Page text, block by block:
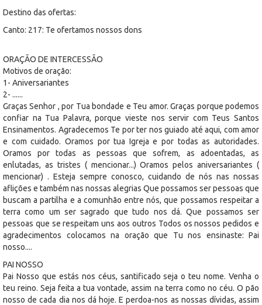
Destino das ofertas:
Canto: 217: Te ofertamos nossos dons
ORAÇÃO DE INTERCESSÃO
Motivos de oração:
1- Aniversariantes
2- ......
Graças Senhor , por Tua bondade e Teu amor. Graças porque podemos
confiar na Tua Palavra, porque vieste nos servir com Teus Santos
Ensinamentos. Agradecemos Te por ter nos guiado até aqui, com amor
e com cuidado. Oramos por tua Igreja e por todas as autoridades.
Oramos por todas as pessoas que sofrem, as adoentadas, as
enlutadas, as tristes ( mencionar...) Oramos pelos aniversariantes (
mencionar) . Esteja sempre conosco, cuidando de nós nas nossas
aflições e também nas nossas alegrias Que possamos ser pessoas que
buscam a partilha e a comunhão entre nós, que possamos respeitar a
terra como um ser sagrado que tudo nos dá. Que possamos ser
pessoas que se respeitam uns aos outros Todos os nossos pedidos e
agradecimentos colocamos na oração que Tu nos ensinaste: Pai
nosso....
PAI NOSSO
Pai Nosso que estás nos céus, santificado seja o teu nome. Venha o
teu reino. Seja feita a tua vontade, assim na terra como no céu. O pão
nosso de cada dia nos dá hoje. E perdoa-nos as nossas dívidas, assim